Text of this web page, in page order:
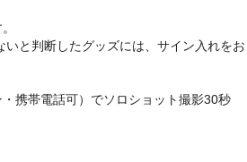
と判断したグッズには、サイン入れをお
携帯電話可）でソロショット撮影30秒